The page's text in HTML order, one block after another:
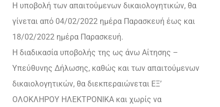
Η υποβολή των απαιτούμενων δικαιολογητικών, θα
γίνεται από 04/02/2022 ημέρα Παρασκευή έως και
18/02/2022 ημέρα Παρασκευή.
Η διαδικασία υποβολής της ως άνω Αίτησης –
Υπεύθυνης Δήλωσης, καθώς και των απαιτούμενων
δικαιολογητικών, θα διεκπεραιώνεται ΕΞ’
ΟΛΟΚΛΗΡΟΥ ΗΛΕΚΤΡΟΝΙΚΑ και χωρίς να